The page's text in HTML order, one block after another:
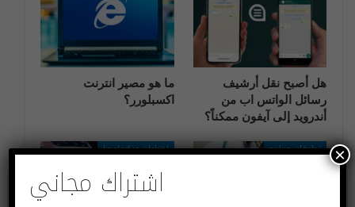
هل أصبح نقل أرشيف
رسائل الواتس اب من
أندرويد إلى آيفون ممكناً؟
ما هو مصير انترنت
اكسبلورر؟
تطبيقات وبرامج اختراعات وتكنولوجيا
اشتراك مجاني
×